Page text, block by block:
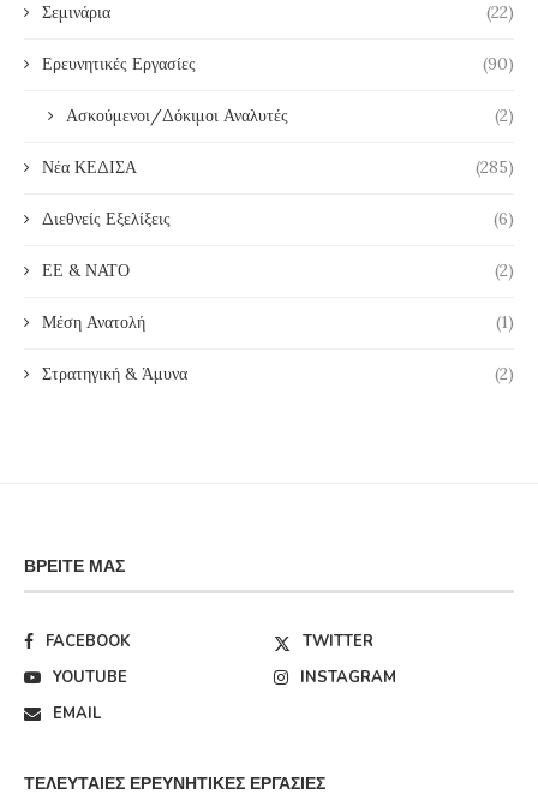
Σεμινάρια (22)
Ερευνητικές Εργασίες (90)
Ασκούμενοι/Δόκιμοι Αναλυτές (2)
Νέα ΚΕΔΙΣΑ (285)
Διεθνείς Εξελίξεις (6)
ΕΕ & ΝΑΤΟ (2)
Μέση Ανατολή (1)
Στρατηγική & Άμυνα (2)
ΒΡΕΊΤΕ ΜΑΣ
FACEBOOK
TWITTER
YOUTUBE
INSTAGRAM
EMAIL
ΤΕΛΕΥΤΑΊΕΣ ΕΡΕΥΝΗΤΙΚΈΣ ΕΡΓΑΣΊΕΣ